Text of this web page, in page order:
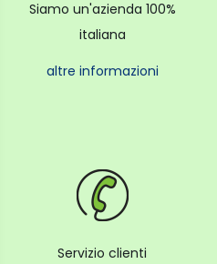
Siamo un'azienda 100%
italiana
altre informazioni
Servizio clienti